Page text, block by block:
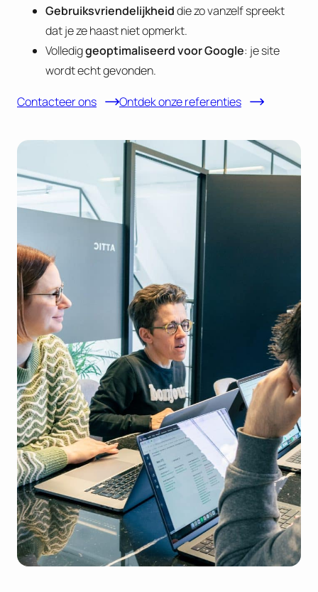
Gebruiksvriendelijkheiddie zo vanzelf spreekt
dat je ze haast niet opmerkt.
Vollediggeoptimaliseerd voor Google: je site
wordt echt gevonden.
Contacteer ons Ontdek onze referenties